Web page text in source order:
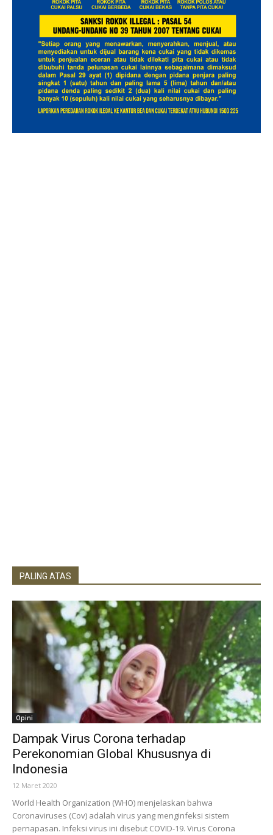
PALING ATAS
Opini
Dampak Virus Corona terhadap
Perekonomian Global Khususnya di
Indonesia
12 Maret 2020
World Health Organization (WHO) menjelaskan bahwa
Coronaviruses (Cov) adalah virus yang menginfeksi sistem
pernapasan. Infeksi virus ini disebut COVID-19. Virus Corona